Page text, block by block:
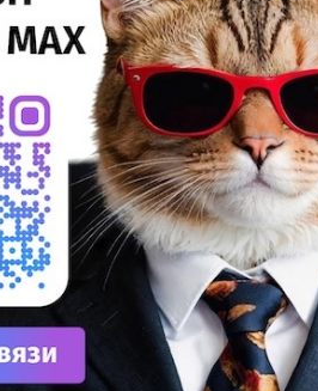
бумаги и картона в Россию
| Бумага| Расходные материалы
|Эксклюзив | Инфографика|
с февралём 2022 г.